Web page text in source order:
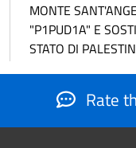
MONTE
"P1PUD1A" E
STATO DI
Rate